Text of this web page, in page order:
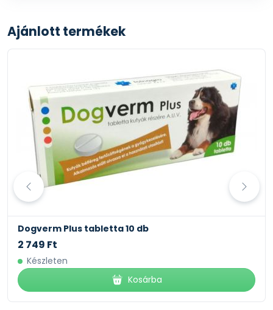
Ajánlott termékek
Dogverm Plus tabletta 10 db
2 749 Ft
Készleten
Kosárba